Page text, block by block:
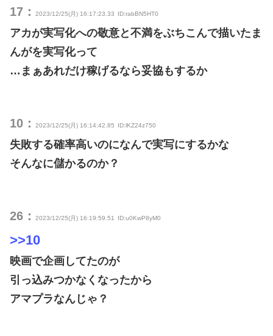
17： 2023/12/25(月) 16:17:23.33 ID:rabBN5HT0
アカが実写化への敬意と不満をぶちこんで描いたま
んがを実写化って
…まぁあれだけ稼げるなら妥協もするか
10： 2023/12/25(月) 16:14:42.85 ID:lKZ24z750
失敗する確率高いのになんで実写にするかな
そんなに儲かるのか？
26： 2023/12/25(月) 16:19:59.51 ID:u0KwP8yM0
>>10
映画で企画してたのが
引っ込みつかなくなったから
アマプラなんじゃ？